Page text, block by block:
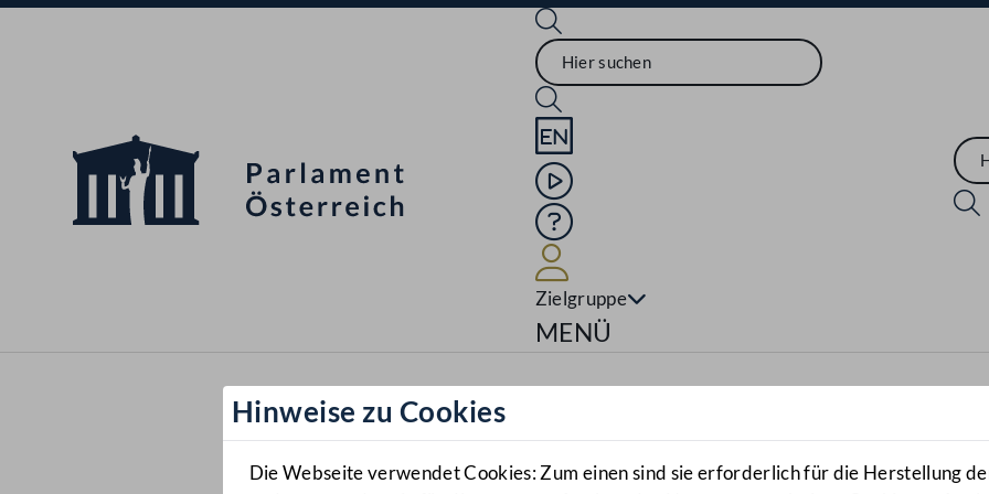
Sprache English
Mediathek
Hilfe
Zielgruppe
Navigationsmenü öffnen
MENÜ
Hinweise zu Cookies
Die Webseite verwendet Cookies: Zum einen sind sie erforderlich für die Herstellung